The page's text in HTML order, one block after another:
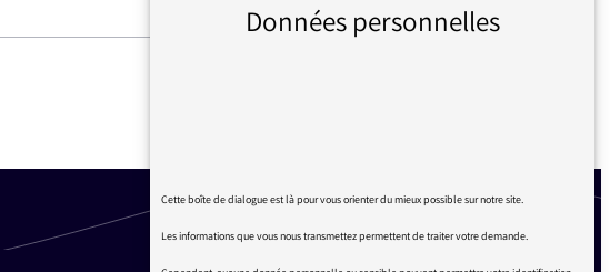
Données personnelles
Cette boîte de dialogue est là pour vous orienter du mieux possible sur notre site.
Les informations que vous nous transmettez permettent de traiter votre demande.